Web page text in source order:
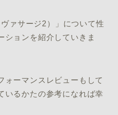
ァサージ2）」について性
ションを紹介していきま
ォーマンスレビューもして
いるかたの参考になれば幸